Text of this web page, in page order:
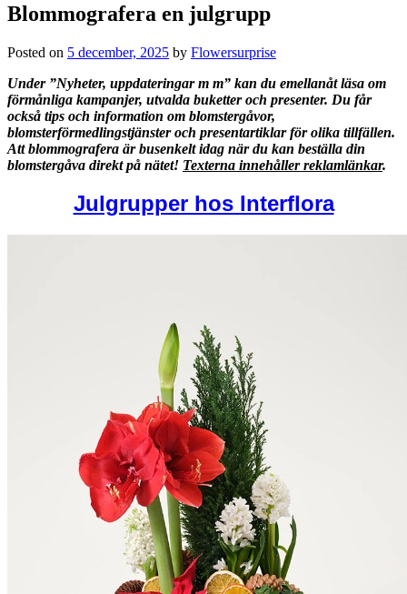
Blommografera en julgrupp
Posted on 5 december, 2025 by Flowersurprise
Under ”Nyheter, uppdateringar m m” kan du emellanåt läsa om
förmånliga kampanjer, utvalda buketter och presenter. Du får
också tips och information om blomstergåvor,
blomsterförmedlingstjänster och presentartiklar för olika tillfällen.
Att blommografera är busenkelt idag när du kan beställa din
blomstergåva direkt på nätet! Texterna innehåller reklamlänkar.
Julgrupper hos Interflora